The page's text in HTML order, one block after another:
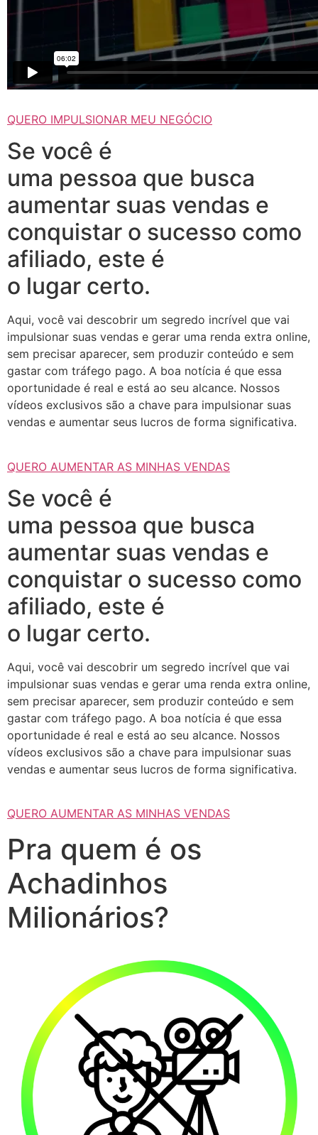
QUERO IMPULSIONAR MEU NEGÓCIO
Se você é
uma pessoa que busca
aumentar suas vendas e
conquistar o sucesso como
afiliado, este é
o lugar certo.
Aqui, você vai descobrir um segredo incrível que vai
impulsionar suas vendas e gerar uma renda extra online,
sem precisar aparecer, sem produzir conteúdo e sem
gastar com tráfego pago. A boa notícia é que essa
oportunidade é real e está ao seu alcance. Nossos
vídeos exclusivos são a chave para impulsionar suas
vendas e aumentar seus lucros de forma significativa.
QUERO AUMENTAR AS MINHAS VENDAS
Se você é
uma pessoa que busca
aumentar suas vendas e
conquistar o sucesso como
afiliado, este é
o lugar certo.
Aqui, você vai descobrir um segredo incrível que vai
impulsionar suas vendas e gerar uma renda extra online,
sem precisar aparecer, sem produzir conteúdo e sem
gastar com tráfego pago. A boa notícia é que essa
oportunidade é real e está ao seu alcance. Nossos
vídeos exclusivos são a chave para impulsionar suas
vendas e aumentar seus lucros de forma significativa.
QUERO AUMENTAR AS MINHAS VENDAS
Pra quem é os
Achadinhos
Milionários?